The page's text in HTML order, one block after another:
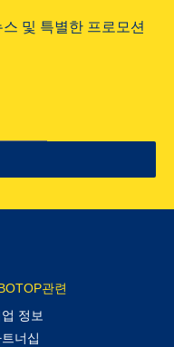
및 특별한 프로모션
관련
업 정보
너십